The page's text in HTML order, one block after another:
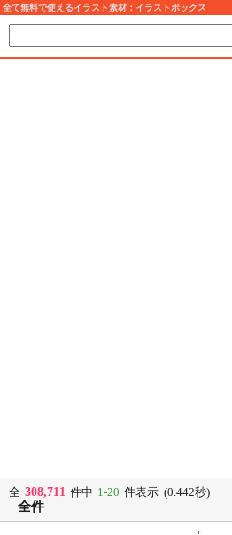
全て無料で使えるイラスト素材：イラストボックス
全 308,711 件中 1-20 件表示 (0.442秒)
全件